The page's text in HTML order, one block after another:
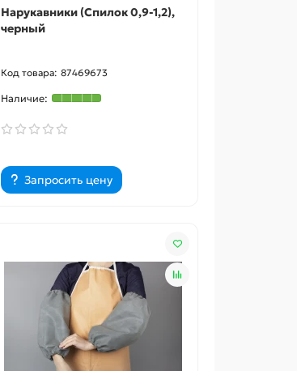
Нарукавники (Спилок 0,9-1,2),
черный
87469673
Запросить цену